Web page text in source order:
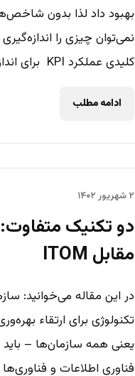
بهبود داد لذا بدون
نمی‌توان چیزی را
کلیدی عملکرد KPI برای اندازه گیری...
ادامه مطلب
۲ شهریور ۱۴۰۲
مقابل ITOM
در این مقاله می‌خوانید:
تکنولوژی برای ارتقاء
یعنی همه سازمان‌ها –
فناوری اطلاعات و